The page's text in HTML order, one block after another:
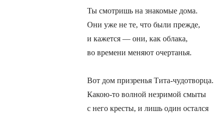
Ты смотришь на знакомые дома.
Они уже не те, что были прежде,
и кажется — они, как облака,
во времени меняют очертанья.
Вот дом призренья Тита-чудотворца.
Какою-то волной незримой смыты
с него кресты, и лишь один остался